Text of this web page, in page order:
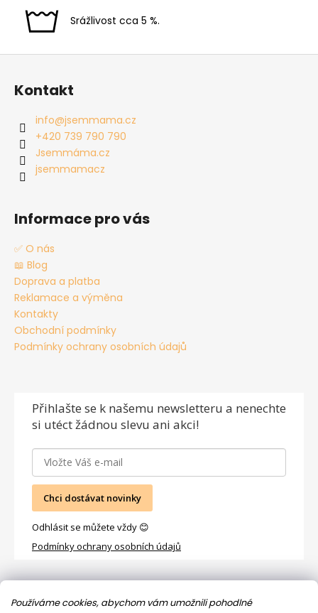
Používáme cookies, abychom vám umožnili pohodlné
Srážlivost cca 5 %.
Kontakt
info@jsemmama.cz
+420 739 790 790
Jsemmáma.cz
jsemmamacz
Informace pro vás
✅ O nás
📖 Blog
Doprava a platba
Reklamace a výměna
Kontakty
Obchodní podmínky
Podmínky ochrany osobních údajů
Přihlašte se k našemu newsletteru a nenechte
si utéct žádnou slevu ani akci!
Chci dostávat novinky
Odhlásit se můžete vždy 😊
Podmínky ochrany osobních údajů
Facebook